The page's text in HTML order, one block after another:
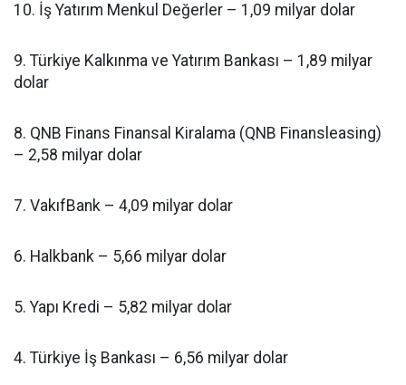
10. İş Yatırım Menkul Değerler – 1,09 milyar dolar
9. Türkiye Kalkınma ve Yatırım Bankası – 1,89 milyar
dolar
8. QNB Finans Finansal Kiralama (QNB Finansleasing)
– 2,58 milyar dolar
7. VakıfBank – 4,09 milyar dolar
6. Halkbank – 5,66 milyar dolar
5. Yapı Kredi – 5,82 milyar dolar
4. Türkiye İş Bankası – 6,56 milyar dolar